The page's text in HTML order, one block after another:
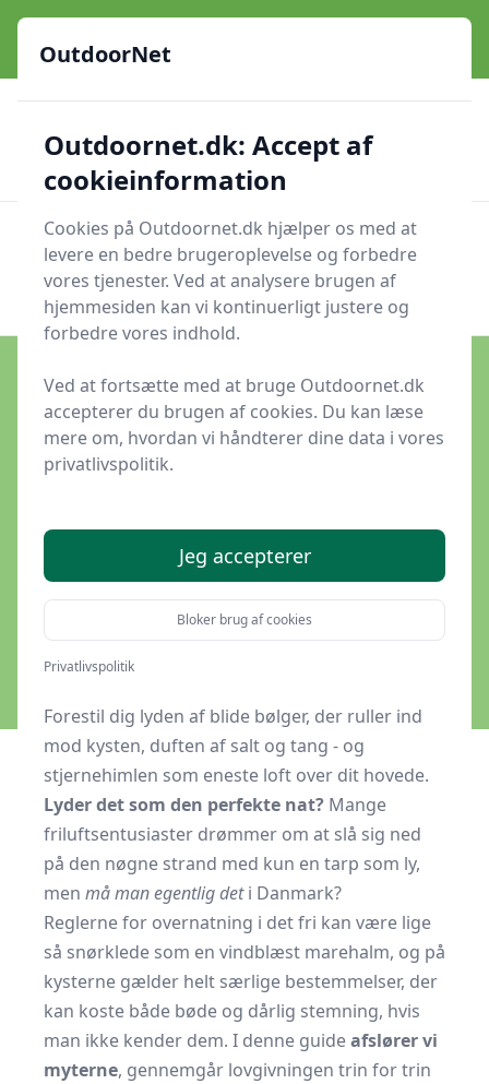
OutdoorNet - Inspiration, guides og grej til livet under åben
himmel
23 produktyper 🔐Sikker nethandel
Verificerede webshops
OutdoorNet
Søg nu
Søg nu
Udgivet iFriluftsliv
Må man overnatte på danske
Af 19. marts 2026
Forestil dig lyden af blide bølger, der ruller ind
mod kysten, duften af salt og tang - og
stjernehimlen som eneste loft over dit hovede.
Lyder det som den perfekte nat? Mange
friluftsentusiaster drømmer om at slå sig ned
på den nøgne strand med kun en tarp som ly,
men må man egentlig deti Danmark?
Reglerne for overnatning i det fri kan være lige
så snørklede som en vindblæst marehalm, og på
kysterne gælder helt særlige bestemmelser, der
kan koste både bøde og dårlig stemning, hvis
man ikke kender dem. I denne guideafslører vi
myterne, gennemgår lovgivningen trin for trin
OutdoorNet
Outdoornet.dk: Accept af
cookieinformation
Cookies på Outdoornet.dk hjælper os med at
levere en bedre brugeroplevelse og forbedre
vores tjenester. Ved at analysere brugen af
hjemmesiden kan vi kontinuerligt justere og
forbedre vores indhold.
Ved at fortsætte med at bruge Outdoornet.dk
accepterer du brugen af cookies. Du kan læse
mere om, hvordan vi håndterer dine data i vores
privatlivspolitik.
Jeg accepterer
Bloker brug af cookies
Privatlivspolitik